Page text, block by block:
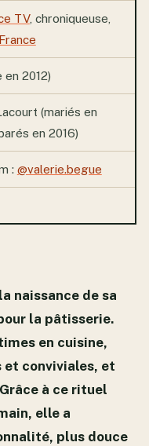
TV, chroniqueuse,
en 2012)
(mariés en
en 2016)
: @valerie.begue
naissance de sa
la pâtisserie.
en cuisine,
et conviviales, et
à ce rituel
elle a
plus douce